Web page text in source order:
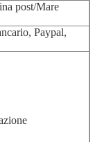
post/Mare
Paypal,